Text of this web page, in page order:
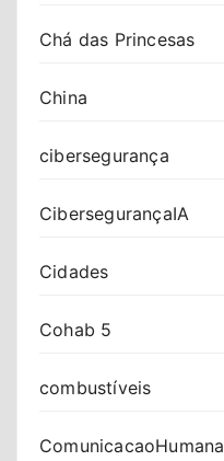
Chá das Princesas
China
cibersegurança
CibersegurançaIA
Cidades
Cohab 5
combustíveis
ComunicacaoHumana